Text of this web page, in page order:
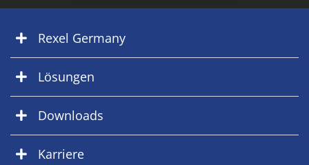
Rexel Germany
Lösungen
Downloads
Karriere